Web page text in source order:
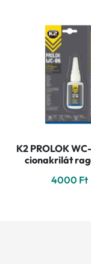
K2 PROLOK
cionakrilát
4000 Ft